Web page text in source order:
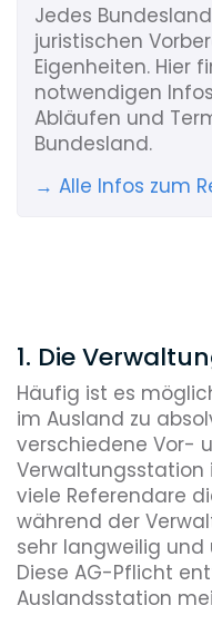
Jedes
juristischen
Eigenheiten. Hier
notwendigen
Abläufen und
Bundesland.
→ Alle Infos zum
1. Die
Häufig ist es
im Ausland zu
verschiedene Vor-
Verwaltungsstation
viele Referendare
während der
sehr langweilig
Diese AG-Pflicht
Auslandsstation